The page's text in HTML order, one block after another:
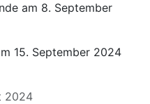
am 8. September
15. September 2024
2024